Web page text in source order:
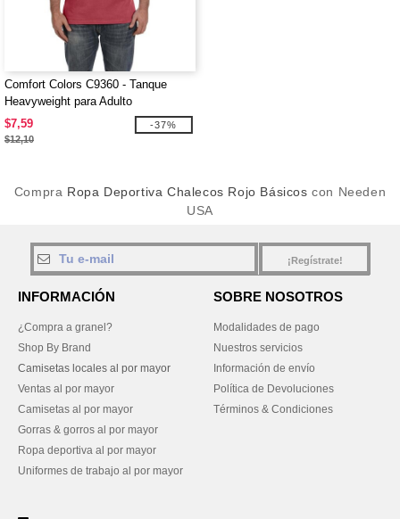
Comfort Colors C9360 - Tanque
Heavyweight para Adulto
$7,59
$12,10
-37%
Compra Ropa Deportiva Chalecos Rojo Básicos con Needen
USA
¡Regístrate!
INFORMACIÓN
¿Compra a granel?
Shop By Brand
Camisetas locales al por mayor
Ventas al por mayor
Camisetas al por mayor
Gorras & gorros al por mayor
Ropa deportiva al por mayor
Uniformes de trabajo al por mayor
SOBRE NOSOTROS
Modalidades de pago
Nuestros servicios
Información de envío
Política de Devoluciones
Términos & Condiciones